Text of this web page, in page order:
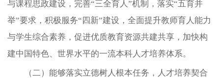
与课程思政建设，完善“三全育人”机制，落实“五育并
举”要求，积极服务“四新”建设，全面提升教师育人能力
与学生综合素养，促进优质教育资源共建共享，加快构
建中国特色、世界水平的一流本科人才培养体系。
（二）能够落实立德树人根本任务，人才培养契合